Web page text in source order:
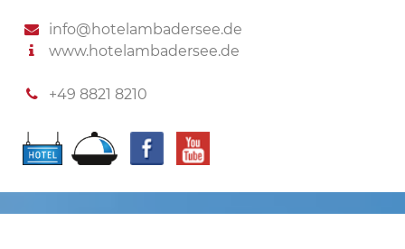
info@hotelambadersee.de
www.hotelambadersee.de
+49 8821 8210